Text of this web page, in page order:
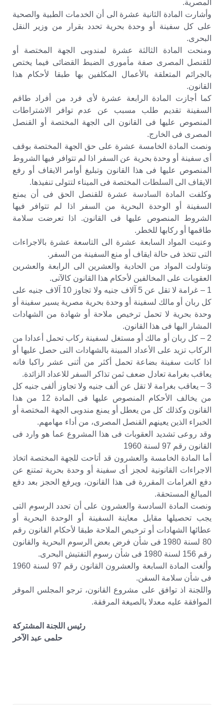
المصرية.
وأشارت المادة الثانية عشرة الى أن الخدمات الطبية والصحية
على كل سفينة أو وحدة بحرية تحدد بقرار من وزير النقل
البحرى.
ومنحت المادة الثالثة عشرة لمندوبى الجهة المختصة أو
للقنصل المصرى صفة مأمورى الضبط القضائى فيما يختص
بالجرائم المتعلقة بالأعمال المكلفين بها طبقا لأحكام هذا
القانون.
كما أجازت المادة الرابعة عشرة لأى فرد من أفراد طاقم
السفينة تقديم طلب مسبب عن عدم توافر الاشتراطات
المنصوص عليها فى القانون الى الجهة المختصة أو القنصل
المصرى فى الخارج.
ونصت المادة الخامسة عشرة على حق الجهة المختصة بوقف
أى سفينة أو وحدة بحرية عن السفر اذا لم تتوافر فيها الشروط
المنصوص عليها فى هذا القانون وتبليغ أوامر الايقاف أو رفع
الايقاف الى السلطات المختصة فى الميناء لتتولى تنفيذها.
وكلفت المادة السادسة عشرة للقنصل الحق فى أن يمنع
السفينة أو الوحدة البحرية من السفر اذا لم تتوافر فيها
الشروط المنصوص عليها فى القانون. اذا تعرضت سلامة
طاقمها أو ركابها للخطر.
وعنيت المواد السابعة عشرة الى التاسعة عشرة بالاجراءات
التى تتخذ فى حالة ايقاف أو منع السفينة من السفر.
وتناولت المواد من الحادية والعشرين الى الرابعة والعشرين
العقوبات على المخالفين لأحكام هذا القانون كالآتى.
1 – غرامة لا تقل عن 5 آلاف جنيه ولا تجاوز 10 آلاف جنيه على
كل ربان أو مالك لسفينة أو وحدة بحرية مصرية يسير سفينة أو
وحدة بحرية لا تحمل ترخيص ملاحة أو شهادة من الشهادات
المشار اليها فى هذا القانون.
2 – كل ربان أو مالك أو مستغل لسفينة ركاب تحمل أعدادا من
الركاب تزيد على الأعداد المبينة بالشهادات التى حصل عليها أو
اذا كانت سفينة بضاعة تحمل أكثر من أثنى عشر راكبا فانه
يعاقب بغرامة تعادل ضعف ثمن تذاكر السفر للاعداد الزائدة.
3 – يعاقب بغرامة لا تقل عن ألف جنيه ولا تجاوز ألفى جنيه كل
من يخالف الأحكام المنصوص عليها فى المادة 12 من هذا
القانون وكذلك كل من يعطل أو يمنع مندوبى الجهة المختصة أو
الخبراء الذين يعينهم القنصل المصرى، من أداء مهامهم.
وقد روعى تشديد العقوبات فى هذا المشروع عما هو وارد فى
القانون رقم 97 لسنة 1960
أما المادة الخامسة والعشرون قد أتاحت للجهة المختصة اتخاذ
الاجراءات القانونية لحجز أى سفينة أو وحدة بحرية تمتنع عن
دفع الغرامات المقررة فى هذا القانون، ويرفع الحجز بعد دفع
المبالغ المستحقة.
ونصت المادة السادسة والعشرون على أن تحدد الرسوم التى
يجب تحصيلها مقابل معاينة السفينة أو الوحدة البحرية أو
عطائها الشهادات أو ترخيص الملاحة طبقا لأحكام القانون رقم
80 لسنة 1980 فى شأن فرض بعض الرسوم البحرية والقانون
رقم 156 لسنة 1980 فى شأن رسوم التفتيش البحرى.
وألغت المادة السابعة والعشرون القانون رقم 97 لسنة 1960
فى شأن سلامة السفن.
واللجنة اذ توافق على مشروع القانون، ترجو المجلس الموقر
الموافقة عليه معدلا بالصيغة المرفقة.
رئيس اللجنة المشتركة
حلمى عبد الآخر